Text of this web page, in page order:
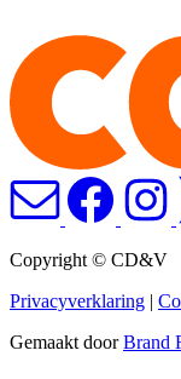
Copyright © CD&V
Privacyverklaring |
Gemaakt doorBrand